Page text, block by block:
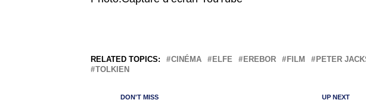
RELATED TOPICS: CINÉMA ELFE EREBOR FILM PETER
TOLKIEN
UP NEXT
DON'T MISS